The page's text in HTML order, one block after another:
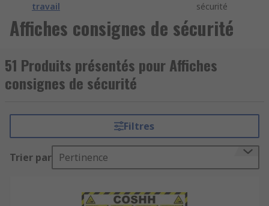
travail
sécurité
Affiches consignes de sécurité
51 Produits présentés pour Affiches
consignes de sécurité
Filtres
Trier par Pertinence